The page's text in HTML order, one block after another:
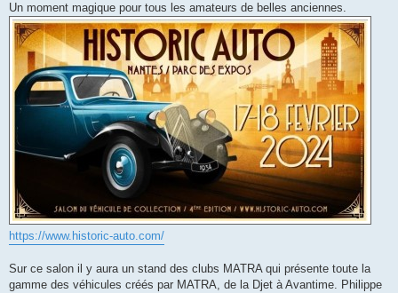
Un moment magique pour tous les amateurs de belles anciennes.
https://www.historic-auto.com/
Sur ce salon il y aura un stand des clubs MATRA qui présente toute la
gamme des véhicules créés par MATRA, de la Djet à Avantime. Philippe